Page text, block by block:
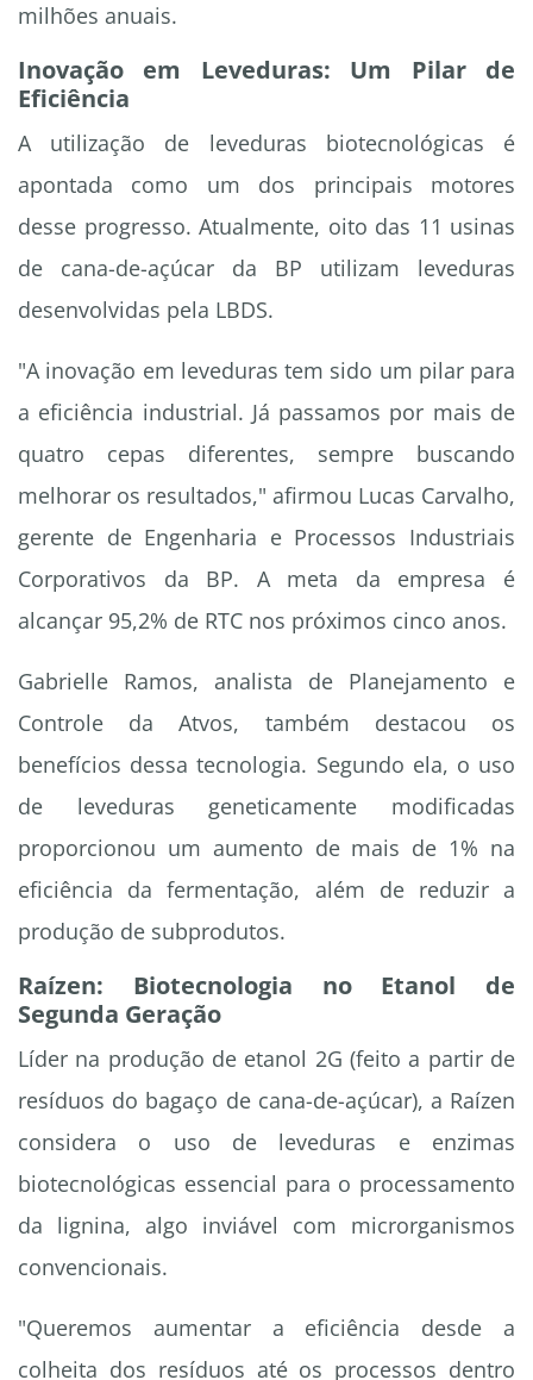
milhões anuais.
Inovação em Leveduras: Um Pilar de
Eficiência
A utilização de leveduras biotecnológicas é
apontada como um dos principais motores
desse progresso. Atualmente, oito das 11 usinas
de cana-de-açúcar da BP utilizam leveduras
desenvolvidas pela LBDS.
"A inovação em leveduras tem sido um pilar para
a eficiência industrial. Já passamos por mais de
quatro cepas diferentes, sempre buscando
melhorar os resultados," afirmou Lucas Carvalho,
gerente de Engenharia e Processos Industriais
Corporativos da BP. A meta da empresa é
alcançar 95,2% de RTC nos próximos cinco anos.
Gabrielle Ramos, analista de Planejamento e
Controle da Atvos, também destacou os
benefícios dessa tecnologia. Segundo ela, o uso
de leveduras geneticamente modificadas
proporcionou um aumento de mais de 1% na
eficiência da fermentação, além de reduzir a
produção de subprodutos.
Raízen: Biotecnologia no Etanol de
Segunda Geração
Líder na produção de etanol 2G (feito a partir de
resíduos do bagaço de cana-de-açúcar), a Raízen
considera o uso de leveduras e enzimas
biotecnológicas essencial para o processamento
da lignina, algo inviável com microrganismos
convencionais.
"Queremos aumentar a eficiência desde a
colheita dos resíduos até os processos dentro